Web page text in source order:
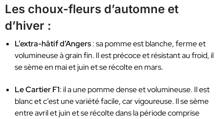
Les choux-fleurs d’automne et
d’hiver :
L’extra-hâtif d’Angers: sa pomme est blanche, ferme et
volumineuse à grain fin. Il est précoce et résistant au froid, il
se sème en mai et juin et se récolte en mars.
Le Cartier F1: il a une pomme dense et volumineuse. Il est
blanc et c’est une variété facile, car vigoureuse. Il se sème
entre avril et juin et se récolte dans la période comprise